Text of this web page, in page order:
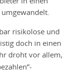
risikolose und
doch in einen
droht vor allem,